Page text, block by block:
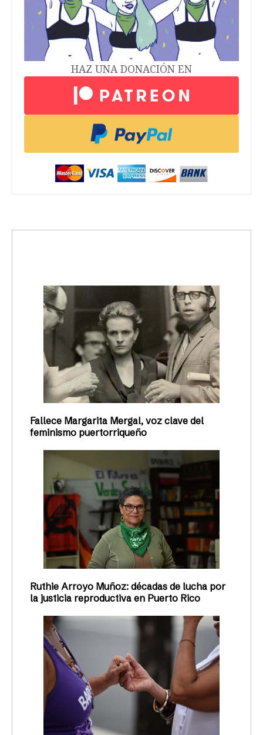
HAZ UNA DONACIÓN EN
Fallece Margarita Mergal, voz clave del
feminismo puertorriqueño
Ruthie Arroyo Muñoz: décadas de lucha por
la justicia reproductiva en Puerto Rico